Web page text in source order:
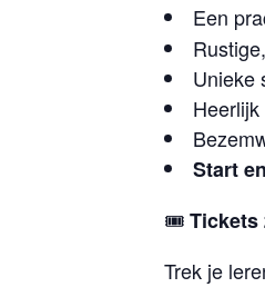
Een
Unieke
Start
🎟️Tickets
Trek je